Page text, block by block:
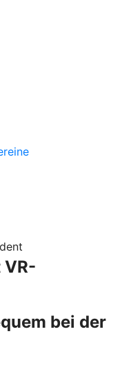
bei der